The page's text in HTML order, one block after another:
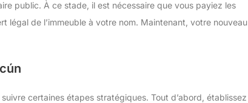
public. À ce stade, il est nécessaire que vous payiez les
légal de l’immeuble à votre nom. Maintenant, votre nouveau
certaines étapes stratégiques. Tout d’abord, établissez